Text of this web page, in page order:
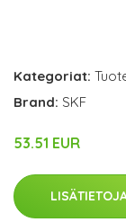
Kategoriat:
Brand: SKF
53.51 EUR